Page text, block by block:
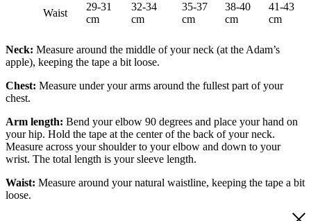
Waist
29-31
cm
32-34
cm
35-37
cm
38-40
cm
41-43
cm
Neck: Measure around the middle of your neck (at the Adam’s
apple), keeping the tape a bit loose.
Chest: Measure under your arms around the fullest part of your
chest.
Arm length: Bend your elbow 90 degrees and place your hand on
your hip. Hold the tape at the center of the back of your neck.
Measure across your shoulder to your elbow and down to your
wrist. The total length is your sleeve length.
Waist: Measure around your natural waistline, keeping the tape a bit
loose.